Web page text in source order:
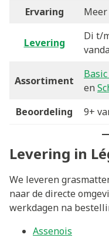
Ervaring
Levering
Di t/
Assortiment
en
Beoordeling
9+
Levering in
We leveren
naar de directe
werkdagen na
Assenois